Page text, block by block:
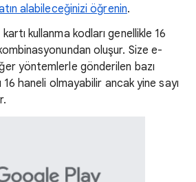
alabileceğinizi öğrenin.
kullanma kodları genellikle 16
oluşur. Size e-
yöntemlerle gönderilen bazı
haneli olmayabilir ancak yine sayı